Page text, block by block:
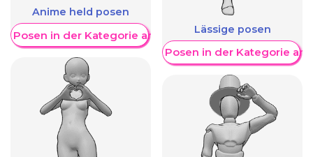
Anime held posen
Posen in der Kategorie anzeigen Lässige posen
Weitere Posen in der Kategorie